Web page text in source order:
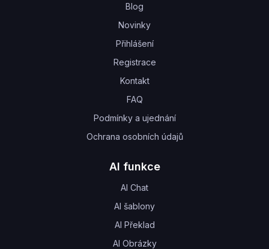
Blog
Novinky
Přihlášení
Registrace
Kontakt
FAQ
Podmínky a ujednání
Ochrana osobních údajů
AI funkce
AI Chat
AI šablony
AI Překlad
AI Obrázky